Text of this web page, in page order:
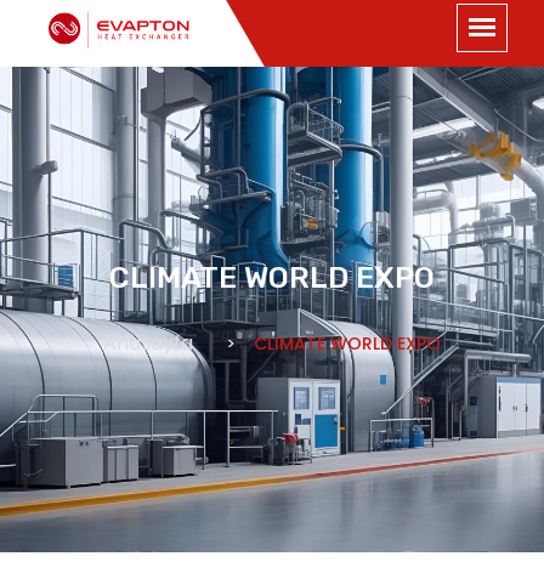
CLIMATE WORLD EXPO
Anasayfa CLIMATE WORLD EXPO